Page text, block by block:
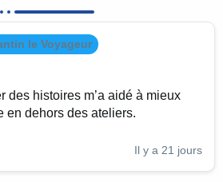
le Voyageur
des histoires m’a aidé à mieux
en dehors des ateliers.
Il y a 21 jours